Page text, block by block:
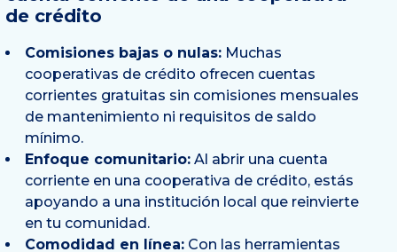
de crédito
Comisiones bajas o nulas: Muchas
cooperativas de crédito ofrecen cuentas
corrientes gratuitas sin comisiones mensuales
de mantenimiento ni requisitos de saldo
mínimo.
Enfoque comunitario: Al abrir una cuenta
corriente en una cooperativa de crédito, estás
apoyando a una institución local que reinvierte
en tu comunidad.
Comodidad en línea: Con las herramientas